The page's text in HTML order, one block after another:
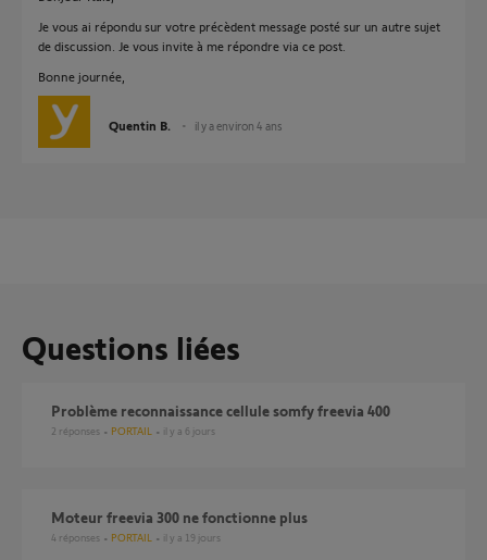
Je vous ai répondu sur votre précèdent message posté sur un autre sujet
de discussion. Je vous invite à me répondre via ce post.
Bonne journée,
Quentin B. il y a environ 4 ans
Questions liées
Problème reconnaissance cellule somfy freevia 400
2 réponses PORTAIL il y a 6 jours
Moteur freevia 300 ne fonctionne plus
4 réponses PORTAIL il y a 19 jours